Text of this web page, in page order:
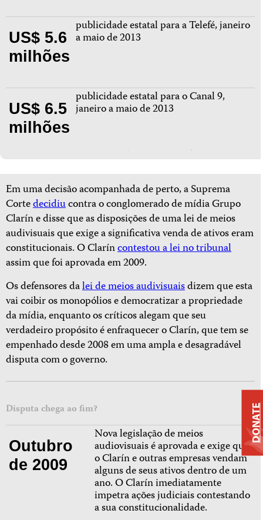
US$ 5.6
milhões
publicidade estatal para a Telefé, janeiro
a maio de 2013
US$ 6.5
milhões
publicidade estatal para o Canal 9,
janeiro a maio de 2013
Em uma decisão acompanhada de perto, a Suprema
Cortedecidiucontra o conglomerado de mídia Grupo
Clarín e disse que as disposições de uma lei de meios
audivisuais que exige a significativa venda de ativos eram
constitucionais. O Claríncontestou a lei no tribunal
assim que foi aprovada em 2009.
Os defensores dalei de meios audivisuaisdizem que esta
vai coibir os monopólios e democratizar a propriedade
da mídia, enquanto os críticos alegam que seu
verdadeiro propósito é enfraquecer o Clarín, que tem se
empenhado desde 2008 em uma ampla e desagradável
disputa com o governo.
Disputa chega ao fim?
Outubro
de 2009
Nova legislação de meios
audiovisuais é aprovada e exige que
o Clarín e outras empresas vendam
alguns de seus ativos dentro de um
ano. O Clarín imediatamente
impetra ações judiciais contestando
a sua constitucionalidade.
DONATE